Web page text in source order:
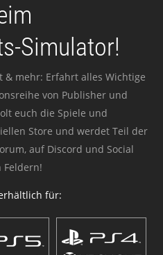
Simulator!
& mehr: Erfahrt alles Wichtige
von Publisher und
euch die Spiele und
Store und werdet Teil der
auf Discord und Social
Feldern!
für: